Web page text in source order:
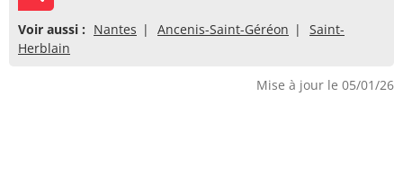
Voir aussi : Nantes Ancenis-Saint-Géréon
Saint-
Herblain
Mise à jour le 05/01/26